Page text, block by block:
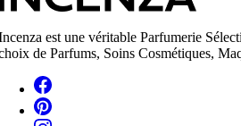
est une véritable Parfumerie
de Parfums, Soins Cosmétiques,